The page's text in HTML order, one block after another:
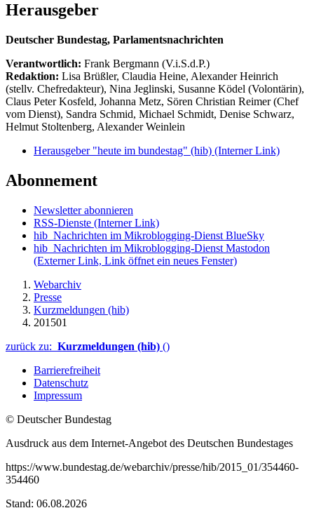
Herausgeber
Deutscher Bundestag, Parlamentsnachrichten
Verantwortlich: Frank Bergmann (V.i.S.d.P.)
Redaktion: Lisa Brüßler, Claudia Heine, Alexander Heinrich
(stellv. Chefredakteur), Nina Jeglinski, Susanne Ködel (Volontärin),
Claus Peter Kosfeld, Johanna Metz, Sören Christian Reimer (Chef
vom Dienst), Sandra Schmid, Michael Schmidt, Denise Schwarz,
Helmut Stoltenberg, Alexander Weinlein
Herausgeber "heute im bundestag" (hib) (Interner Link)
Abonnement
Newsletter abonnieren
RSS-Dienste (Interner Link)
hib_Nachrichten im Mikroblogging-Dienst BlueSky
hib_Nachrichten im Mikroblogging-Dienst Mastodon
(Externer Link, Link öffnet ein neues Fenster)
Webarchiv
Presse
Kurzmeldungen (hib)
201501
zurück zu: Kurzmeldungen (hib) ()
Barrierefreiheit
Datenschutz
Impressum
© Deutscher Bundestag
Ausdruck aus dem Internet-Angebot des Deutschen Bundestages
https://www.bundestag.de/webarchiv/presse/hib/2015_01/354460-
354460
Stand: 06.08.2026